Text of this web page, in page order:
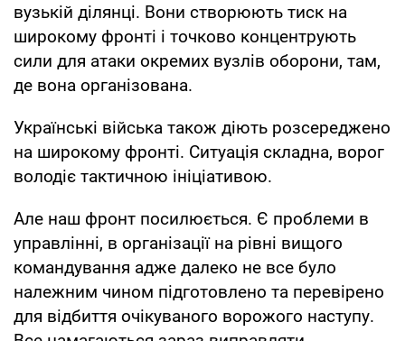
вузькій ділянці. Вони створюють тиск на
широкому фронті і точково концентрують
сили для атаки окремих вузлів оборони, там,
де вона організована.
Українські війська також діють розсереджено
на широкому фронті. Ситуація складна, ворог
володіє тактичною ініціативою.
Але наш фронт посилюється. Є проблеми в
управлінні, в організації на рівні вищого
командування адже далеко не все було
належним чином підготовлено та перевірено
для відбиття очікуваного ворожого наступу.